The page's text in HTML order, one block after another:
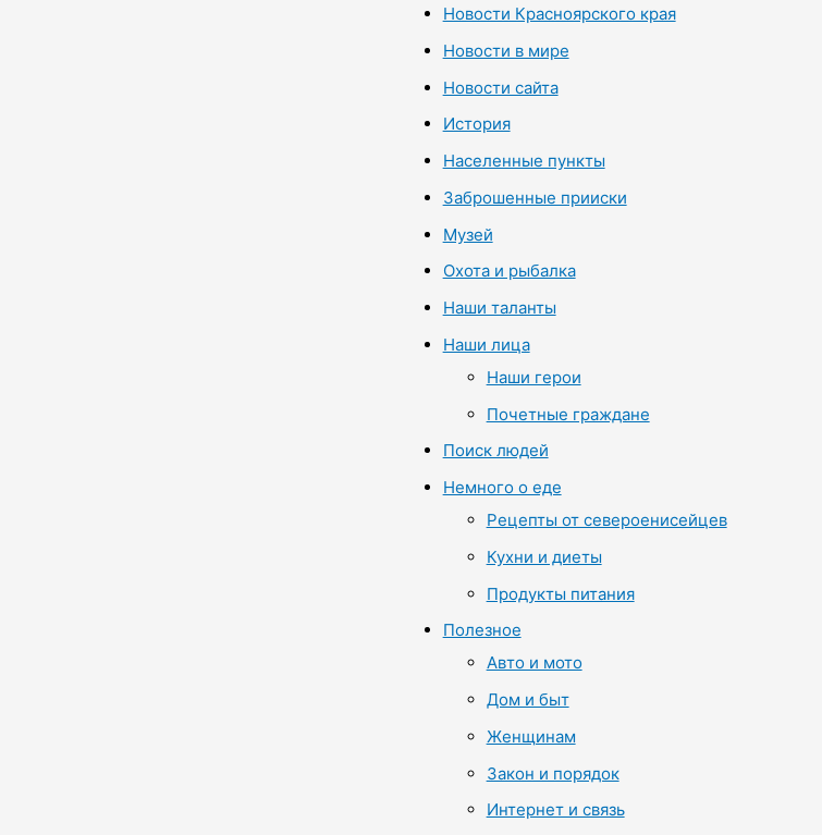
Новости Красноярского края
Новости в мире
Новости сайта
История
Населенные пункты
Заброшенные прииски
Музей
Охота и рыбалка
Наши таланты
Наши лица
Наши герои
Почетные граждане
Поиск людей
Немного о еде
Рецепты от североенисейцев
Кухни и диеты
Продукты питания
Полезное
Авто и мото
Дом и быт
Женщинам
Закон и порядок
Интернет и связь